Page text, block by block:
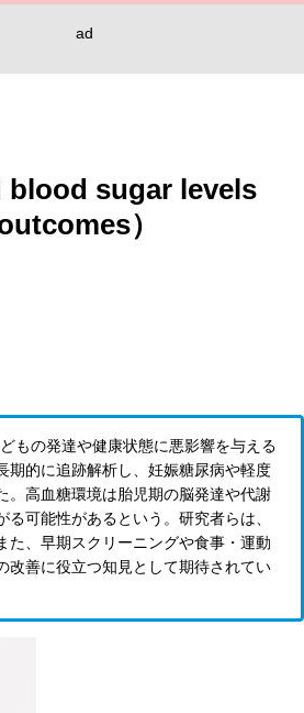
ad
blood sugar levels
）
もの発達や健康状態に悪影響を与える
期的に追跡解析し、妊娠糖尿病や軽度
。高血糖環境は胎児期の脳発達や代謝
可能性があるという。研究者らは、
た、早期スクリーニングや食事・運動
改善に役立つ知見として期待されてい